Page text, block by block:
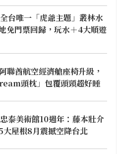
台唯一「虎爺主題」叢林水
免門票回歸，玩水＋4大順遊
聯酋航空經濟艙座椅升級，
頭枕」包覆頭頸超好睡
泰美術館10週年：藤本壯介
大屋根8月震撼空降台北